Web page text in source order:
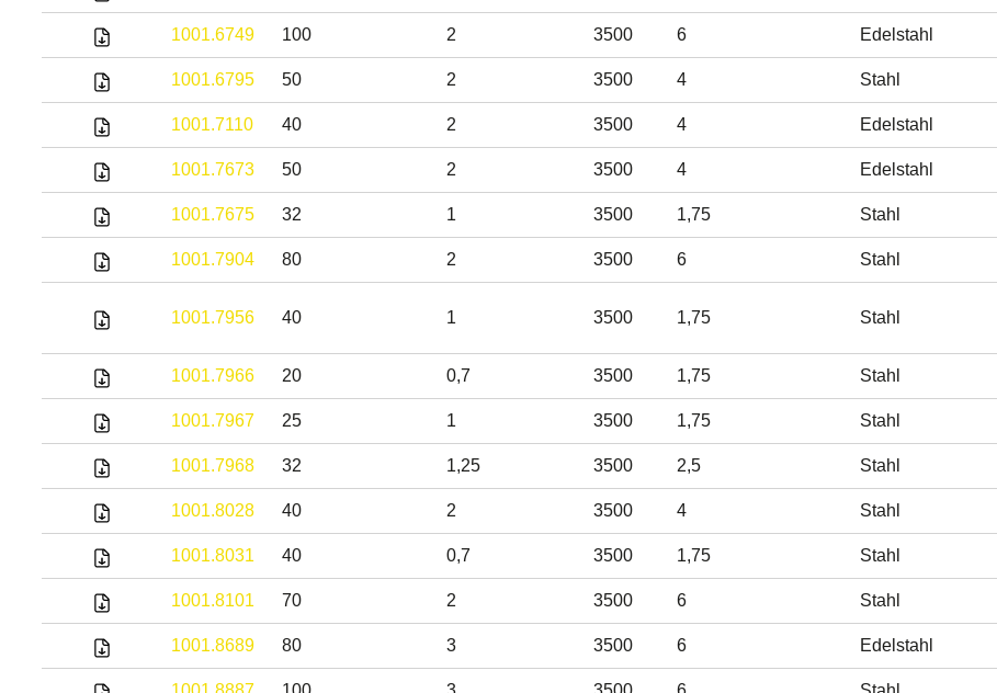
1001.6749 100 2 3500 6 Edelstahl
1001.6795 50 2 3500 4 Stahl
1001.7110 40 2 3500 4 Edelstahl
1001.7673 50 2 3500 4 Edelstahl
1001.7675 32 1 3500 1,75 Stahl
1001.7904 80 2 3500 6 Stahl
1001.7956 40 1 3500 1,75 Stahl
1001.7966 20 0,7 3500 1,75 Stahl
1001.7967 25 1 3500 1,75 Stahl
1001.7968 32 1,25 3500 2,5 Stahl
1001.8028 40 2 3500 4 Stahl
1001.8031 40 0,7 3500 1,75 Stahl
1001.8101 70 2 3500 6 Stahl
1001.8689 80 3 3500 6 Edelstahl